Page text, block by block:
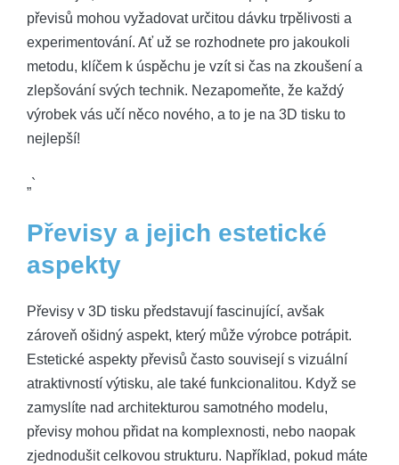
převisů mohou vyžadovat určitou dávku trpělivosti a
experimentování. Ať už se rozhodnete pro jakoukoli
metodu, klíčem k úspěchu je vzít si čas na zkoušení a
zlepšování svých technik. Nezapomeňte, že každý
výrobek vás učí něco nového, a to je na 3D tisku to
nejlepší!
„`
Převisy a jejich estetické
aspekty
Převisy v 3D tisku představují fascinující, avšak
zároveň ošidný aspekt, který může výrobce potrápit.
Estetické aspekty převisů často souvisejí s vizuální
atraktivností výtisku, ale také funkcionalitou. Když se
zamyslíte nad architekturou samotného modelu,
převisy mohou přidat na komplexnosti, nebo naopak
zjednodušit celkovou strukturu. Například, pokud máte